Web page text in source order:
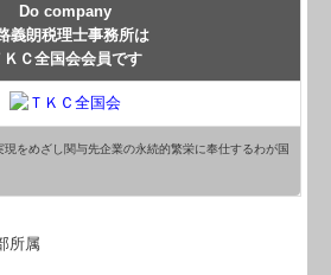
Do company
義朗税理士事務所は
ＫＣ全国会会員です
をめざし関与先企業の永続的繁栄に奉仕するわが国
所属